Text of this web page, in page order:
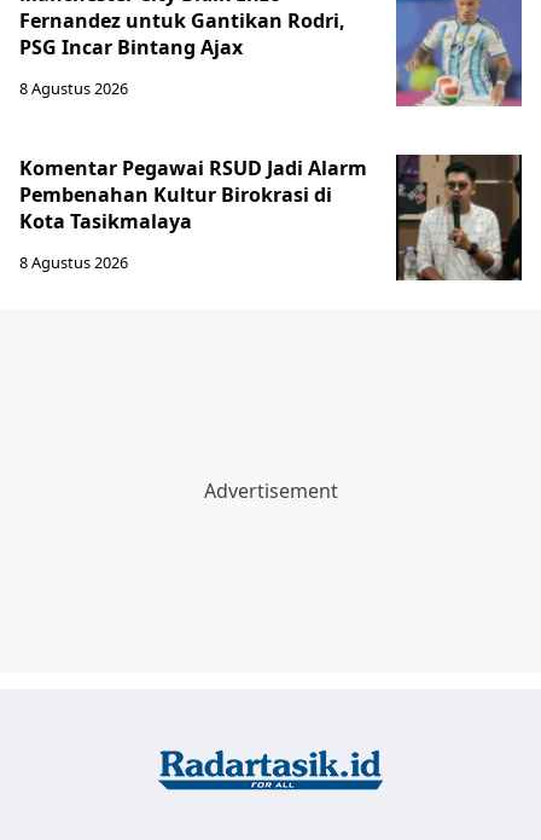
Fernandez untuk Gantikan Rodri,
PSG Incar Bintang Ajax
8 Agustus 2026
Komentar Pegawai RSUD Jadi Alarm
Pembenahan Kultur Birokrasi di
Kota Tasikmalaya
8 Agustus 2026